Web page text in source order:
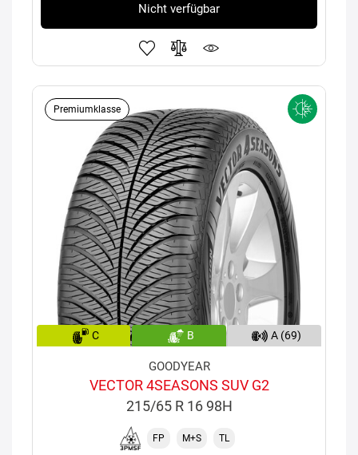
Nicht verfügbar
Premiumklasse
C B A (69)
GOODYEAR
VECTOR 4SEASONS SUV G2
215/65 R 16 98H
FP M+S TL